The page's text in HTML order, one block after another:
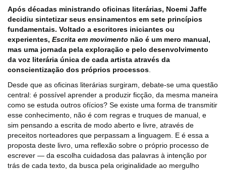
Após décadas ministrando oficinas literárias, Noemi Jaffe
decidiu sintetizar seus ensinamentos em sete princípios
fundamentais. Voltado a escritores iniciantes ou
experientes, Escrita em movimento não é um mero manual,
mas uma jornada pela exploração e pelo desenvolvimento
da voz literária única de cada artista através da
conscientização dos próprios processos
Desde que as oficinas literárias surgiram, debate-se uma questão
central: é possível aprender a produzir ficção, da mesma maneira
como se estuda outros ofícios? Se existe uma forma de transmitir
esse conhecimento, não é com regras e truques de manual, e
sim pensando a escrita de modo aberto e livre, através de
preceitos norteadores que perpassam a linguagem. E é essa a
proposta deste livro, uma reflexão sobre o próprio processo de
escrever ― da escolha cuidadosa das palavras à intenção por
trás de cada texto, da busca pela originalidade ao mergulho